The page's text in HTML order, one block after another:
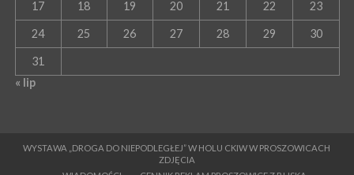
17 18 19 20 21 22 23
24 25 26 27 28 29 30
31
« lip
WYSTAWA „DROGA DO NIEPODLEGŁEJ” W HOLU CKIW W PROSZOWICACH
ZDJĘCIA